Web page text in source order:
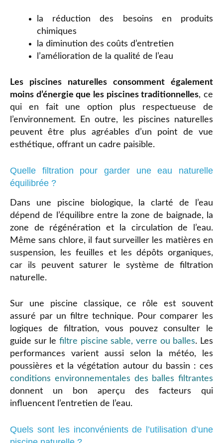
la réduction des besoins en produits
chimiques
la diminution des coûts d’entretien
l’amélioration de la qualité de l’eau
Les piscines naturelles consomment également
moins d’énergie que les piscines traditionnelles, ce
qui en fait une option plus respectueuse de
l’environnement. En outre, les piscines naturelles
peuvent être plus agréables d’un point de vue
esthétique, offrant un cadre paisible.
Quelle filtration pour garder une eau naturelle
équilibrée ?
Dans une piscine biologique, la clarté de l’eau
dépend de l’équilibre entre la zone de baignade, la
zone de régénération et la circulation de l’eau.
Même sans chlore, il faut surveiller les matières en
suspension, les feuilles et les dépôts organiques,
car ils peuvent saturer le système de filtration
naturelle.
Sur une piscine classique, ce rôle est souvent
assuré par un filtre technique. Pour comparer les
logiques de filtration, vous pouvez consulter le
guide sur le filtre piscine sable, verre ou balles. Les
performances varient aussi selon la météo, les
poussières et la végétation autour du bassin : ces
conditions environnementales des balles filtrantes
donnent un bon aperçu des facteurs qui
influencent l’entretien de l’eau.
Quels sont les inconvénients de l’utilisation d’une